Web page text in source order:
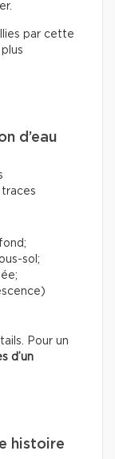
par cette
d’eau
sol;
Pour un
d’un
histoire